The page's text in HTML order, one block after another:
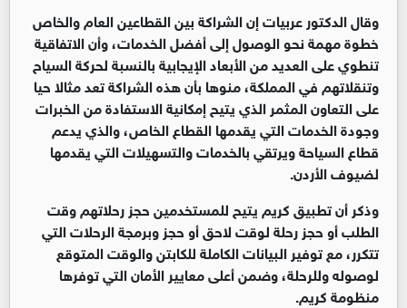
وقال الدكتور عربيات إن الشراكة بين القطاعين العام والخاص
خطوة مهمة نحو الوصول إلى أفضل الخدمات، وأن الاتفاقية
تنطوي على العديد من الأبعاد الإيجابية بالنسبة لحركة السياح
وتنقلاتهم في المملكة، منوها بأن هذه الشراكة تعد مثالا حيا
على التعاون المثمر الذي يتيح إمكانية الاستفادة من الخبرات
وجودة الخدمات التي يقدمها القطاع الخاص، والذي يدعم
قطاع السياحة ويرتقي بالخدمات والتسهيلات التي يقدمها
لضيوف الأردن.
وذكر أن تطبيق كريم يتيح للمستخدمين حجز رحلاتهم وقت
الطلب أو حجز رحلة لوقت لاحق أو حجز وبرمجة الرحلات التي
تتكرر، مع توفير البيانات الكاملة للكابتن والوقت المتوقع
لوصوله وللرحلة، وضمن أعلى معايير الأمان التي توفرها
منظومة كريم.